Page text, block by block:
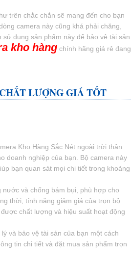
trên chắc chắn sẽ mang đến cho bạn
camera này cũng khá phải chăng,
dụng sản phẩm này để bảo vệ tài sản
kho hàngchính hãng giá rẻ đang
LƯỢNG GIÁ TỐT
Kho Hàng Sắc Nét ngoài trời thân
doanh nghiệp của bạn. Bộ camera này
bạn quan sát mọi chi tiết trong khoảng
và chống bám bụi, phù hợp cho
thời, tính năng giảm giá của trọn bộ
được chất lượng và hiệu suất hoạt động
và bảo vệ tài sản của bạn một cách
tin chi tiết và đặt mua sản phẩm trọn